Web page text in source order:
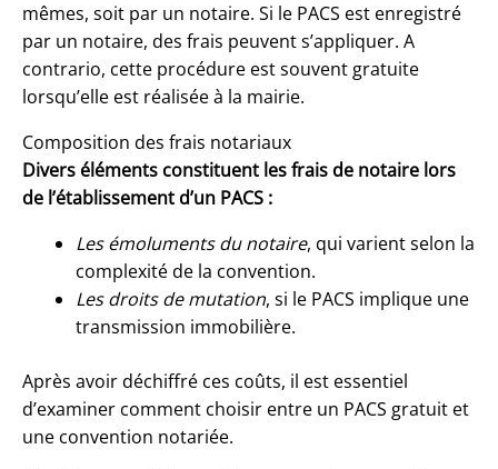
mêmes, soit par un notaire. Si le PACS est enregistré
par un notaire, des frais peuvent s’appliquer. A
contrario, cette procédure est souvent gratuite
lorsqu’elle est réalisée à la mairie.
Composition des frais notariaux
Divers éléments constituent les frais de notaire lors
de l’établissement d’un PACS :
Les émoluments du notaire, qui varient selon la
complexité de la convention.
Les droits de mutation, si le PACS implique une
transmission immobilière.
Après avoir déchiffré ces coûts, il est essentiel
d’examiner comment choisir entre un PACS gratuit et
une convention notariée.